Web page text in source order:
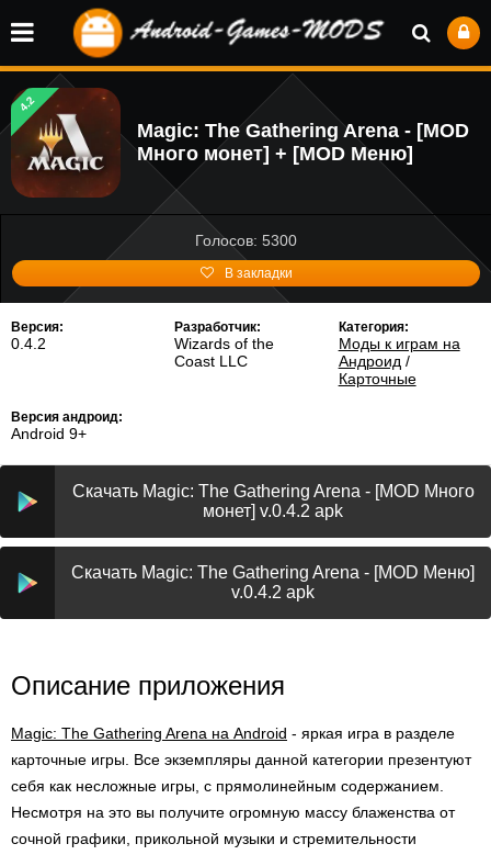
4.2
Magic: The Gathering Arena - [MOD
Много монет] + [MOD Меню]
Голосов: 5300
В закладки
Версия:
0.4.2
Разработчик:
Wizards of the
Coast LLC
Категория:
Моды к играм на
Андроид /
Карточные
Версия андроид:
Android 9+
Скачать Magic: The Gathering Arena - [MOD Много
монет] v.0.4.2 apk
Скачать Magic: The Gathering Arena - [MOD Меню]
v.0.4.2 apk
Описание приложения
Magic: The Gathering Arena на Android - яркая игра в разделе
карточные игры. Все экземпляры данной категории презентуют
себя как несложные игры, с прямолинейным содержанием.
Несмотря на это вы получите огромную массу блаженства от
сочной графики, прикольной музыки и стремительности